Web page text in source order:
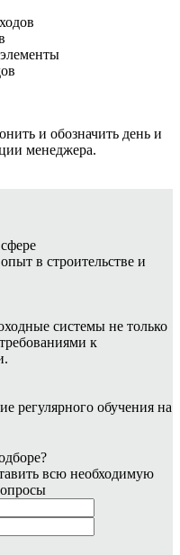
и обозначить день и
менеджера.
в строительстве и
системы не только
к
регулярного обучения на
всю необходимую